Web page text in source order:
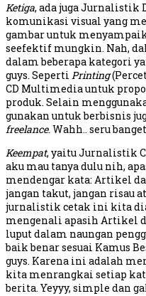
Ketiga, ada juga Jurnalistik
komunikasi visual yang
gambar untuk
seefektif mungkin. Nah,
dalam beberapa kategori
guys. Seperti Printing
CD Multimedia untuk
produk. Selain
gunakan untuk berbisnis
freelance. Wahh.. seru
Keempat, yaitu Jurnalistik
aku mau tanya dulu nih,
mendengar kata: Artikel
jangan takut, jangan risau
jurnalistik cetak ini kita
mengenali apasih Artikel
luput dalam naungan
baik benar sesuai Kamus
guys. Karena ini adalah
kita menrangkai setiap
berita. Yeyyy, simple dan